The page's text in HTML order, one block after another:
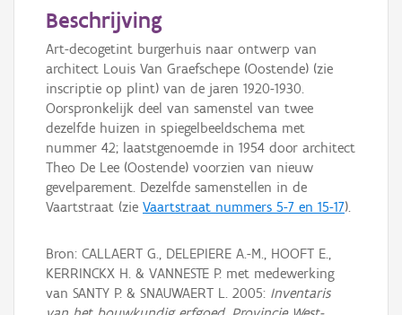
Beschrijving
Art-decogetint burgerhuis naar ontwerp van
architect Louis Van Graefschepe (Oostende) (zie
inscriptie op plint) van de jaren 1920-1930.
Oorspronkelijk deel van samenstel van twee
dezelfde huizen in spiegelbeeldschema met
nummer 42; laatstgenoemde in 1954 door architect
Theo De Lee (Oostende) voorzien van nieuw
gevelparement. Dezelfde samenstellen in de
Vaartstraat (zie Vaartstraat nummers 5-7 en 15-17).
Bron: CALLAERT G., DELEPIERE A.-M., HOOFT E.,
KERRINCKX H. & VANNESTE P. met medewerking
van SANTY P. & SNAUWAERT L. 2005: Inventaris